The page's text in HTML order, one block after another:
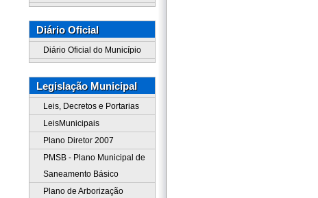
Diário Oficial
Diário Oficial do Município
Legislação Municipal
Leis, Decretos e Portarias
LeisMunicipais
Plano Diretor 2007
PMSB - Plano Municipal de
Saneamento Básico
Plano de Arborização